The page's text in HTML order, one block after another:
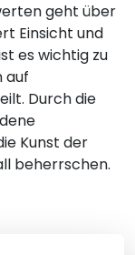
geht über
Einsicht und
es wichtig zu
auf
Durch die
Kunst der
beherrschen.